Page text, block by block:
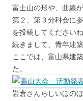
富士山の形や、曲線
第２、第３分科会に
を投稿してくださいね
続きまして、青年建
ここでは、富山県建
た。
岩倉さんらしいほの